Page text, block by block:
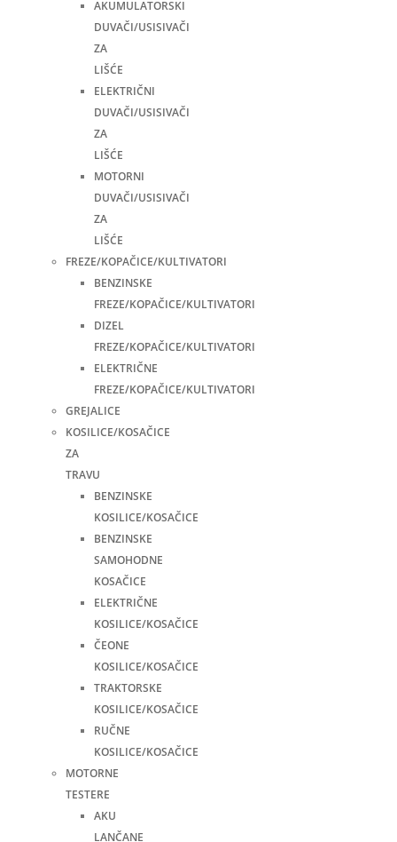
AKUMULATORSKI
DUVAČI/USISIVAČI
ZA
LIŠĆE
ELEKTRIČNI
DUVAČI/USISIVAČI
ZA
LIŠĆE
MOTORNI
DUVAČI/USISIVAČI
ZA
LIŠĆE
FREZE/KOPAČICE/KULTIVATORI
BENZINSKE
FREZE/KOPAČICE/KULTIVATORI
DIZEL
FREZE/KOPAČICE/KULTIVATORI
ELEKTRIČNE
FREZE/KOPAČICE/KULTIVATORI
GREJALICE
KOSILICE/KOSAČICE
ZA
TRAVU
BENZINSKE
KOSILICE/KOSAČICE
BENZINSKE
SAMOHODNE
KOSAČICE
ELEKTRIČNE
KOSILICE/KOSAČICE
ČEONE
KOSILICE/KOSAČICE
TRAKTORSKE
KOSILICE/KOSAČICE
RUČNE
KOSILICE/KOSAČICE
MOTORNE
TESTERE
AKU
LANČANE